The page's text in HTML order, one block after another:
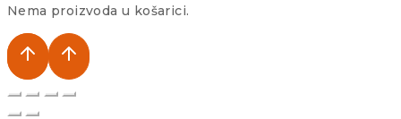
Nema proizvoda u košarici.